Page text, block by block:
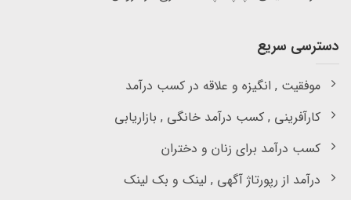
دسترسی سریع
موفقیت , انگیزه و علاقه در کسب درآمد
کارآفرینی , کسب درآمد خانگی , بازاریابی
کسب درآمد برای زنان و دختران
درآمد از رپورتاژ آگهی , لینک و بک لینک